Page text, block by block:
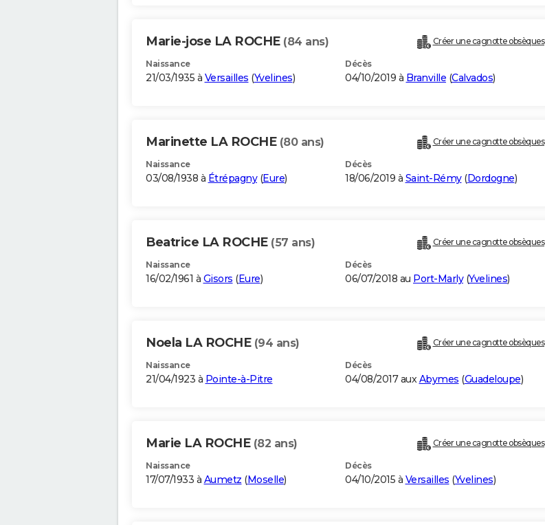
Marie-jose LA ROCHE (84 ans) Créer une cagnotte obsèques
Naissance
21/03/1935 à Versailles (Yvelines)
Décès
04/10/2019 à Branville (Calvados)
Marinette LA ROCHE (80 ans) Créer une cagnotte obsèques
Naissance
03/08/1938 à Étrépagny(Eure)
Décès
18/06/2019 à Saint-Rémy(Dordogne)
Beatrice LA ROCHE (57 ans) Créer une cagnotte obsèques
Naissance
16/02/1961 à Gisors (Eure)
Décès
06/07/2018 au Port-Marly(Yvelines)
Noela LA ROCHE (94 ans) Créer une cagnotte obsèques
Naissance
21/04/1923 à Pointe-à-Pitre
Décès
04/08/2017 auxAbymes (Guadeloupe)
Marie LA ROCHE (82 ans) Créer une cagnotte obsèques
Naissance
17/07/1933 à Aumetz (Moselle)
Décès
04/10/2015 à Versailles (Yvelines)